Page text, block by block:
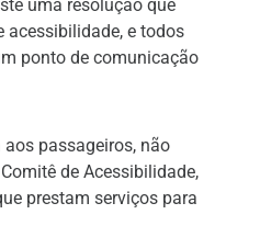
uma resolução que
acessibilidade, e todos
ponto de comunicação
passageiros, não
de Acessibilidade,
prestam serviços para